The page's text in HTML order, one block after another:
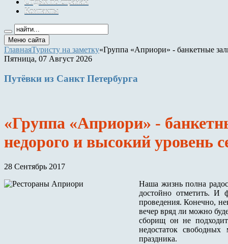
Отдых по странам
Контакты
Меню сайта
ГлавнаяТуристу на заметку«Группа «Априори» - банкетные
Пятница, 07 Август 2026
Путёвки из Санкт Петербурга
«Группа «Априори» -
недорого и высокий уровень
28 Сентябрь 2017
Наша жизнь полна
достойно отметить. И
проведения. Конечно,
вечер вряд ли можно
сборищ он не
недостаток
праздника.